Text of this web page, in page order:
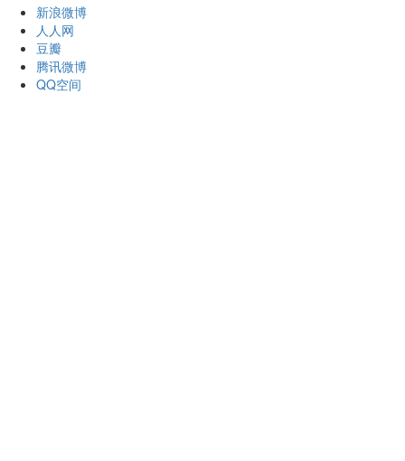
新浪微博
人人网
豆瓣
腾讯微博
QQ空间